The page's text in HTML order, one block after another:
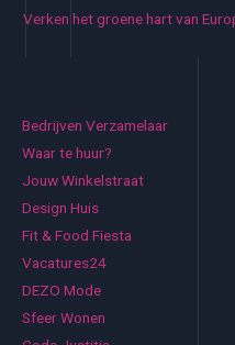
Verken het groene hart van
Bedrijven Verzamelaar
Waar te huur?
Jouw Winkelstraat
Design Huis
Fit & Food Fiesta
Vacatures24
DEZO Mode
Sfeer Wonen